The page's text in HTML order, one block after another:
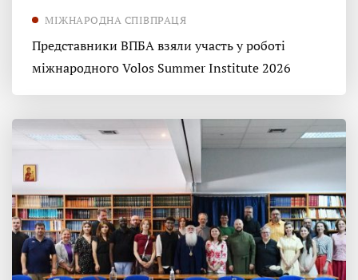
МІЖНАРОДНА СПІВПРАЦЯ
Представники ВПБА взяли участь у роботі
міжнародного Volos Summer Institute 2026